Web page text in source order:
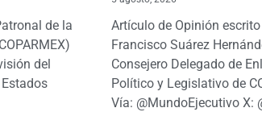
de la
del
Artículo de Opinión
Francisco Suárez
Consejero Delegado de
Político y Legislativo de
Vía: @MundoEjecutivo X: